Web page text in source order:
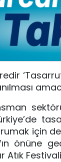
için
önüne
Atık